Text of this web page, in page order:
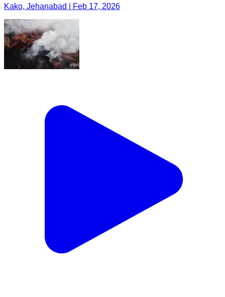
Kako, Jehanabad | Feb 17, 2026